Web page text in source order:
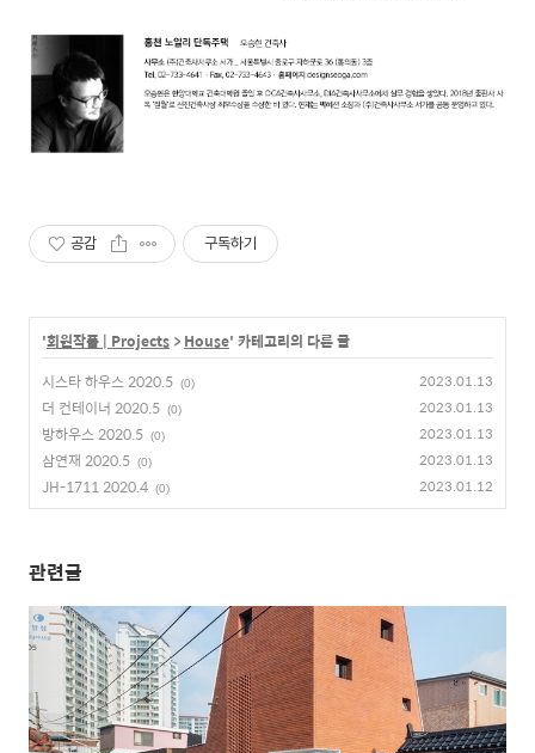
공감 구독하기
'회원작품 | Projects > House' 카테고리의 다른 글
시스타 하우스 2020.5 (0) 2023.01.13
더 컨테이너 2020.5 (0) 2023.01.13
방하우스 2020.5 (0) 2023.01.13
삼연재 2020.5 (0) 2023.01.13
JH-1711 2020.4 (0) 2023.01.12
관련글